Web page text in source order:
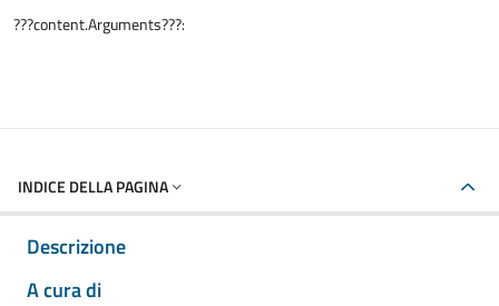
???content.Arguments???:
INDICE DELLA PAGINA
Descrizione
A cura di